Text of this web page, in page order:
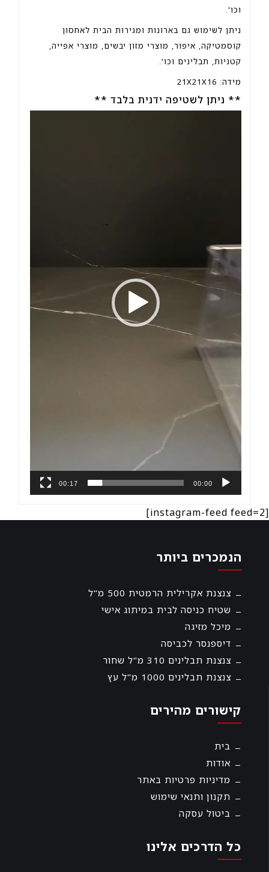
וכו'.
ניתן לשימוש גם בארונות ומגירות הבית לאחסון
קוסמטיקה, איפור, מוצרי מזון יבשים, מוצרי אפייה,
קטניות, תבלינים וכו'.
מידה: 21X21X16
** ניתן לשטיפה ידנית בלבד **
00:00
00:17
[instagram-feed feed=2]
הנמכרים ביותר
צנצנת אקרילית הרמטית 500 מ"ל
שטיח כניסה לבית במיתוג אישי
מיכל מזיגה
דיספנסר לכביסה
צנצנת תבלינים 310 מ"ל שחור
צנצנת תבלינים 1000 מ"ל עץ
קישורים מהירים
בית
אודות
מדיניות פרטיות באתר
תקנון ותנאי שימוש
ביטול עסקה
כל הדרכים אלינו